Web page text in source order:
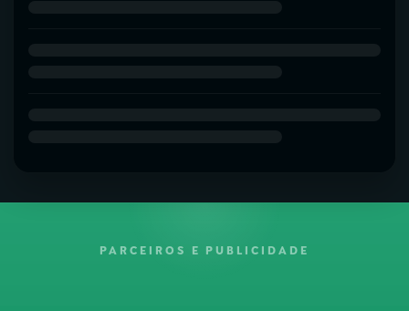
PARCEIROS E PUBLICIDADE